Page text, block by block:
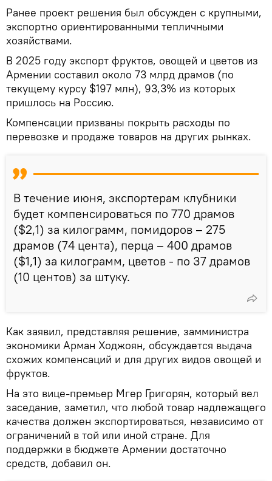
Ранее проект решения был обсужден с крупными,
экспортно ориентированными тепличными
хозяйствами.
В 2025 году экспорт фруктов, овощей и цветов из
Армении составил около 73 млрд драмов (по
текущему курсу $197 млн), 93,3% из которых
пришлось на Россию.
Компенсации призваны покрыть расходы по
перевозке и продаже товаров на других рынках.
В течение июня, экспортерам клубники
будет компенсироваться по 770 драмов
($2,1) за килограмм, помидоров – 275
драмов (74 цента), перца – 400 драмов
($1,1) за килограмм, цветов - по 37 драмов
(10 центов) за штуку.
Как заявил, представляя решение, замминистра
экономики Арман Ходжоян, обсуждается выдача
схожих компенсаций и для других видов овощей и
фруктов.
На это вице-премьер Мгер Григорян, который вел
заседание, заметил, что любой товар надлежащего
качества должен экспортироваться, независимо от
ограничений в той или иной стране. Для
поддержки в бюджете Армении достаточно
средств, добавил он.